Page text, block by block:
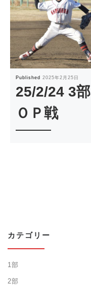
Published 2025年2月25日
25/2/24 3部
ＯＰ戦
カテゴリー
1部
2部